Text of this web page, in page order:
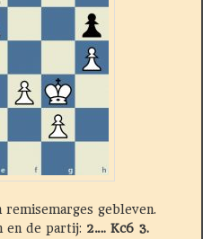
gebleven.
en de partij: 2…. Kc6 3.